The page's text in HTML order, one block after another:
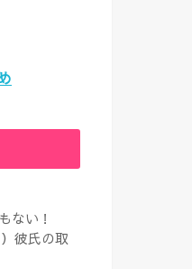
ない！
彼氏の取